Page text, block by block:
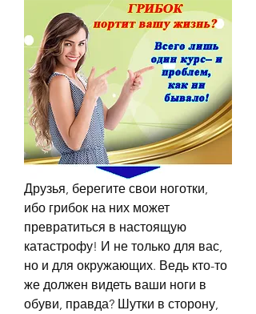
Друзья, берегите свои ноготки,
ибо грибок на них может
превратиться в настоящую
катастрофу! И не только для вас,
но и для окружающих. Ведь кто-то
же должен видеть ваши ноги в
обуви, правда? Шутки в сторону,